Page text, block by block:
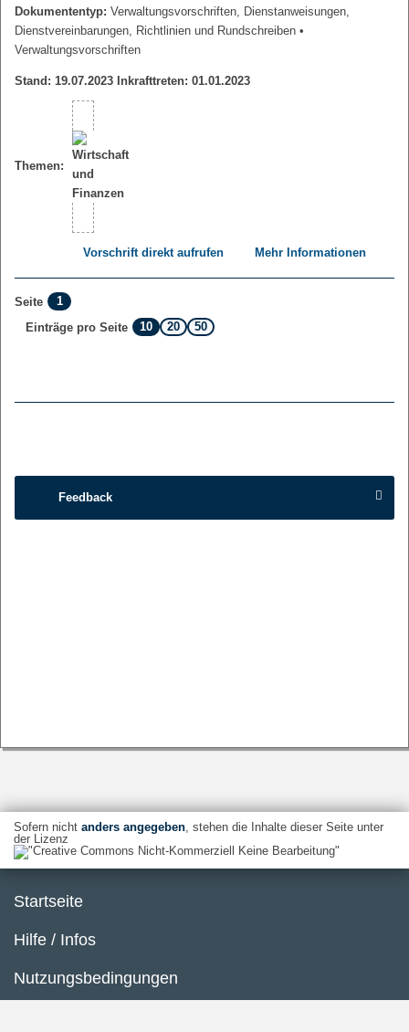
Dokumententyp: Verwaltungsvorschriften, Dienstanweisungen,
Dienstvereinbarungen, Richtlinien und Rundschreiben •
Verwaltungsvorschriften
Stand: 19.07.2023 Inkrafttreten: 01.01.2023
Themen:
Vorschrift direkt aufrufen Mehr Informationen
Seite
1
Einträge pro Seite
10 20 50
Feedback
Sofern nicht anders angegeben, stehen die Inhalte dieser Seite unter
der Lizenz
Startseite
Hilfe / Infos
Nutzungsbedingungen